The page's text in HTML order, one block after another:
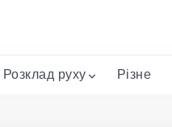
Розклад руху Різне